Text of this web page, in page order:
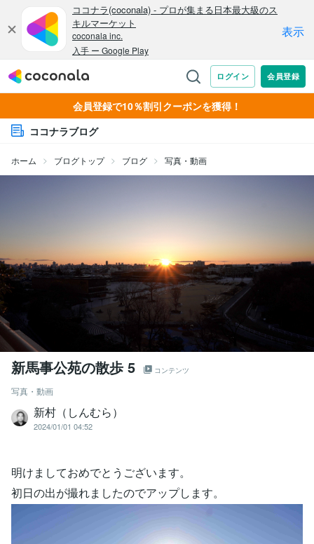
会員登録で10％割引クーポンを獲得！
ココナラブログ
ホーム ブログトップ ブログ 写真・動画
新馬事公苑の散歩 5 コンテンツ
写真・動画
新村（しんむら）
2024/01/01 04:52
明けましておめでとうございます。
初日の出が撮れましたのでアップします。